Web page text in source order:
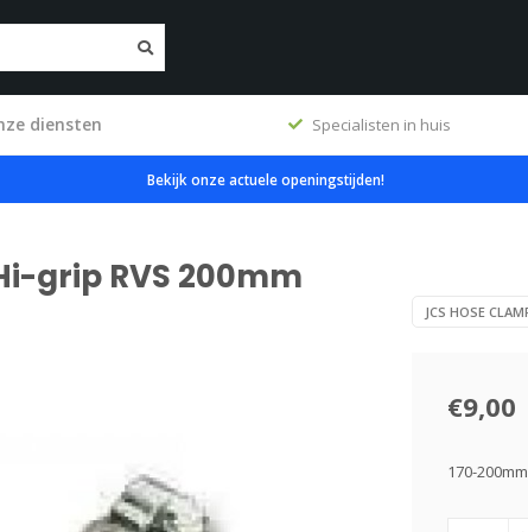
diensten Specialisten in huis
Bekijk onze actuele openingstijden!
grip RVS 200mm
JCS HOSE
€9,00
170-